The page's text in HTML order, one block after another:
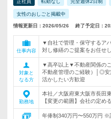
正社員 転勤なし 完全週休2日制
女性のおしごと掲載中
情報更新日：2026/05/26 終了予定日：
仕事内容
▼自社で管理・保守するア
対し修繕のご提案をお任せし
対象と
なる方
▼高卒以上▼不動産関係の
不動産管理のご経験）│◎安
活かしたい方歓迎
勤務地
本社／大阪府東大阪市長田
【変更の範囲】会社の定め
年俸制340万円〜550万円 ※